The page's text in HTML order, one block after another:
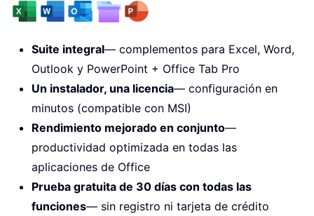
Suite integral— complementos para Excel, Word,
Outlook y PowerPoint + Office Tab Pro
Un instalador, una licencia— configuración en
minutos (compatible con MSI)
Rendimiento mejorado en conjunto—
productividad optimizada en todas las
aplicaciones de Office
Prueba gratuita de 30 días con todas las
funciones— sin registro ni tarjeta de crédito